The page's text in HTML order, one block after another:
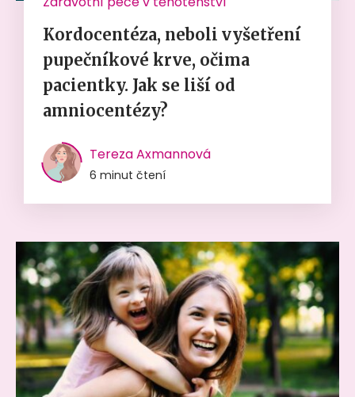
Kordocentéza, neboli vyšetření
pupečníkové krve, očima
pacientky. Jak se liší od
amniocentézy?
Tereza Axmannová
6 minut čtení